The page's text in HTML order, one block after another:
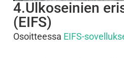
4.Ulkoseinien
(EIFS)
Osoitteessa EIFS-